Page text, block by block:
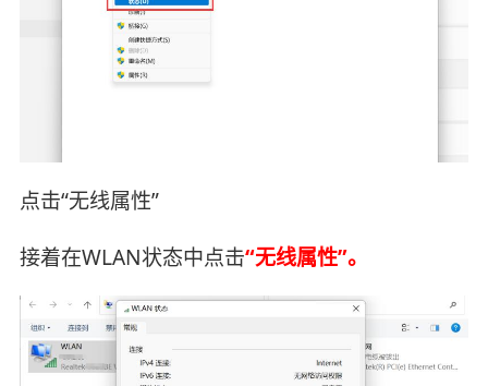
点击“无线属性”
接着在WLAN状态中点击“无线属性”。